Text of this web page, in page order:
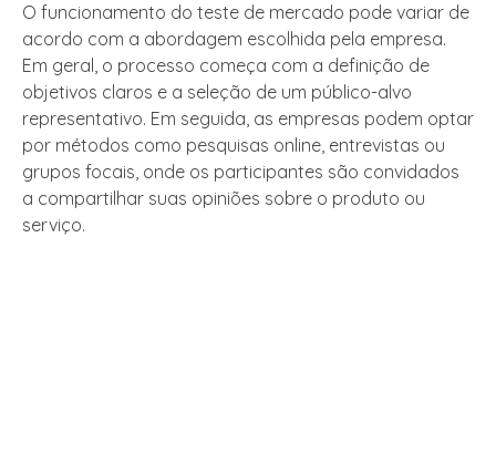
O funcionamento do teste de mercado pode variar de
acordo com a abordagem escolhida pela empresa.
Em geral, o processo começa com a definição de
objetivos claros e a seleção de um público-alvo
representativo. Em seguida, as empresas podem optar
por métodos como pesquisas online, entrevistas ou
grupos focais, onde os participantes são convidados
a compartilhar suas opiniões sobre o produto ou
serviço.